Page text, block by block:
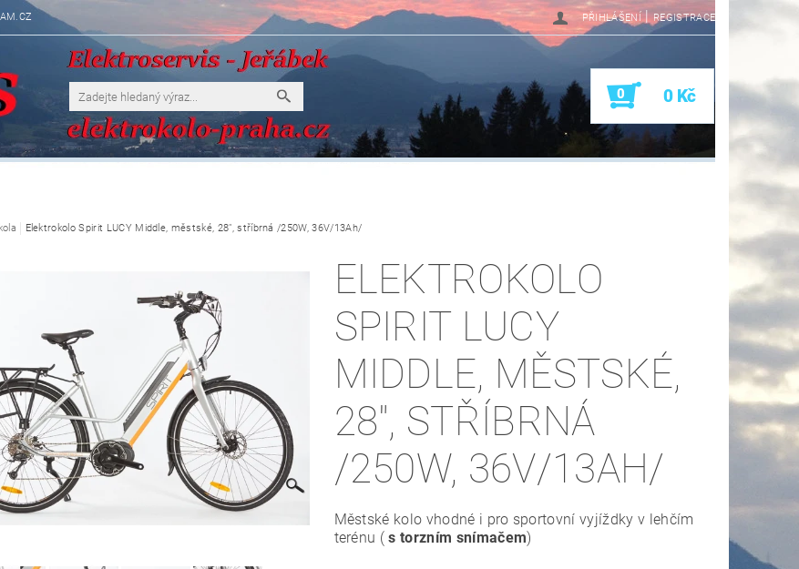
PŘIHLÁŠENÍ | REGISTRACE
0 0 Kč
Elektrokolo Spirit LUCY Middle, městské, 28", stříbrná /250W, 36V/13Ah/
ELEKTROKOLO
SPIRIT LUCY
MIDDLE, MĚSTSKÉ,
28", STŘÍBRNÁ
/250W, 36V/13AH/
Městské kolo vhodné i pro sportovní vyjíždky v lehčím
terénu (s torzním snímačem)